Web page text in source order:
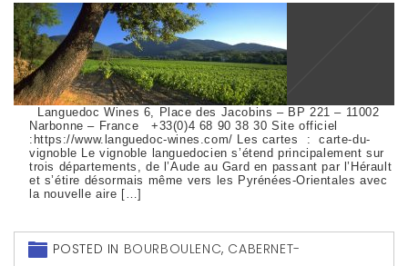
Languedoc Wines 6, Place des Jacobins – BP 221 – 11002
Narbonne – France +33(0)4 68 90 38 30 Site officiel
:https://www.languedoc-wines.com/ Les cartes : carte-du-
vignoble Le vignoble languedocien s’étend principalement sur
trois départements, de l’Aude au Gard en passant par l’Hérault
et s’étire désormais même vers les Pyrénées-Orientales avec
la nouvelle aire […]
POSTED IN BOURBOULENC, CABERNET-